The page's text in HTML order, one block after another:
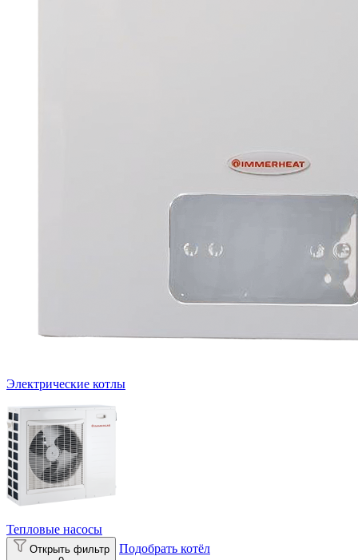
Электрические котлы
Тепловые насосы
Открыть фильтр
Подобрать котёл